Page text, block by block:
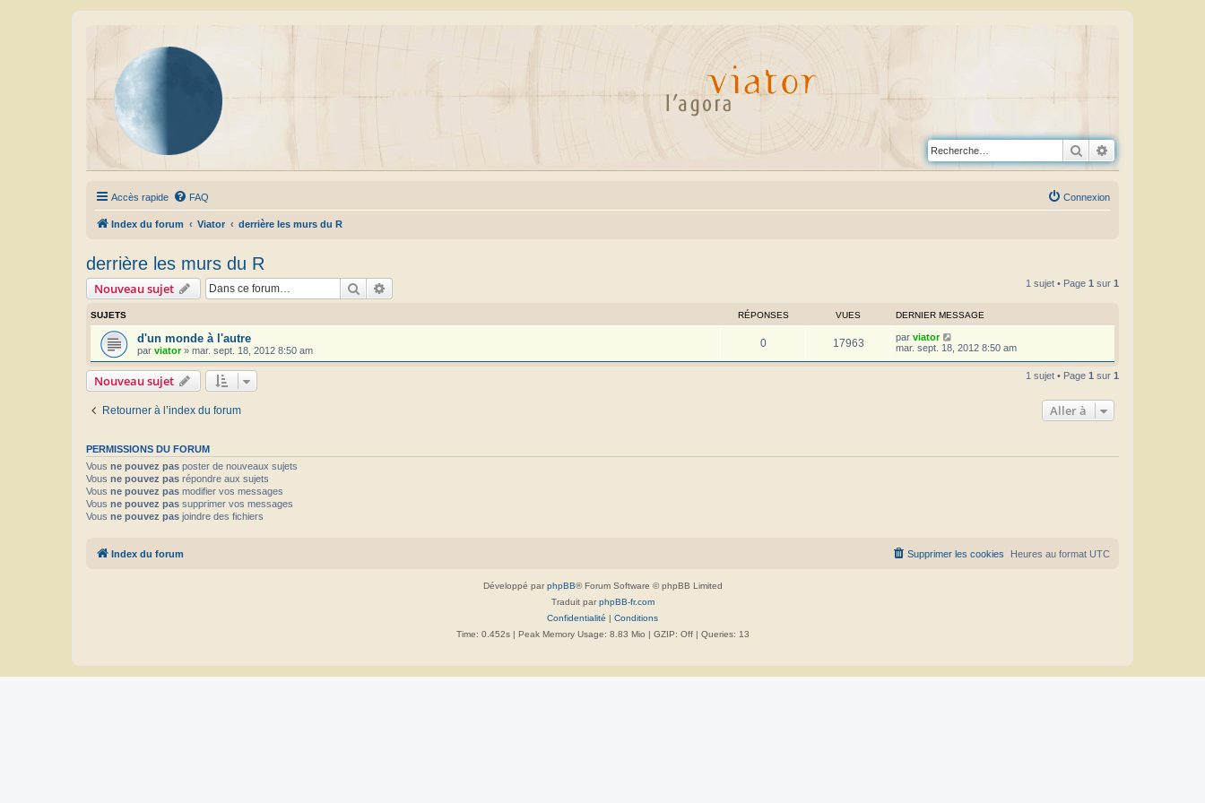
Rechercher
Accès rapide FAQ Connexion
Index du forum Viator derrière les murs du R
derrière les murs du R
Nouveau sujet Rechercher 1 sujet • Page 1 sur 1
SUJETS RÉPONSES VUES DERNIER MESSAGE
d'un monde à l'autre
par viator» mar. sept. 18, 2012 8:50 am
0 17963 par viator
mar. sept. 18, 2012 8:50 am
Nouveau sujet 1 sujet • Page 1 sur 1
Retourner à l’index du forum Aller à
PERMISSIONS DU FORUM
Vous ne pouvez pas poster de nouveaux sujets
Vous ne pouvez pas répondre aux sujets
Vous ne pouvez pas modifier vos messages
Vous ne pouvez pas supprimer vos messages
Vous ne pouvez pas joindre des fichiers
Index du forum Heures au format UTC
Supprimer les cookies
Développé par phpBB® Forum Software © phpBB Limited
Traduit par phpBB-fr.com
Confidentialité | Conditions
Time: 0.452s| Peak Memory Usage: 8.83 Mio | GZIP: Off | Queries: 13